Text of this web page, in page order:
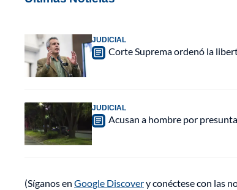
JUDICIAL
Corte Suprema ordenó la
JUDICIAL
Acusan a hombre por
(Síganos en Google Discovery conéctese con las